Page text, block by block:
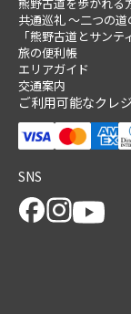
共通巡礼 ～二つの
「熊野古道とサン
旅の便利帳
エリアガイド
交通案内
ご利用可能なクレ
SNS